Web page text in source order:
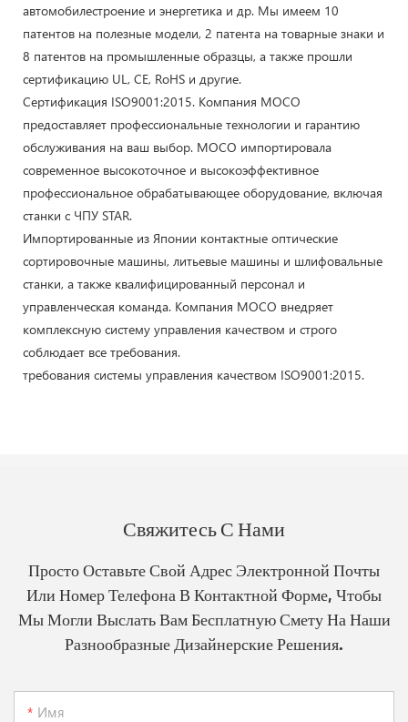
автомобилестроение и энергетика и др. Мы имеем 10
патентов на полезные модели, 2 патента на товарные знаки и
8 патентов на промышленные образцы, а также прошли
сертификацию UL, CE, RoHS и другие.
Сертификация ISO9001:2015. Компания MOCO
предоставляет профессиональные технологии и гарантию
обслуживания на ваш выбор. MOCO импортировала
современное высокоточное и высокоэффективное
профессиональное обрабатывающее оборудование, включая
станки с ЧПУ STAR.
Импортированные из Японии контактные оптические
сортировочные машины, литьевые машины и шлифовальные
станки, а также квалифицированный персонал и
управленческая команда. Компания MOCO внедряет
комплексную систему управления качеством и строго
соблюдает все требования.
требования системы управления качеством ISO9001:2015.
Свяжитесь С Нами
Просто Оставьте Свой Адрес Электронной Почты
Или Номер Телефона В Контактной Форме, Чтобы
Мы Могли Выслать Вам Бесплатную Смету На Наши
Разнообразные Дизайнерские Решения.
Имя